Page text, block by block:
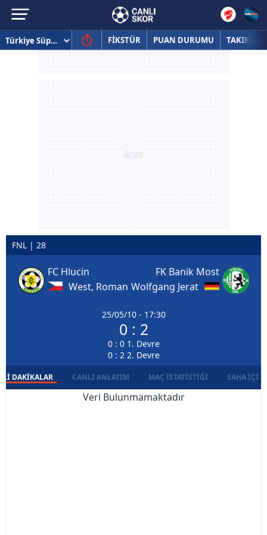
FİKSTÜR PUAN DURUMU TAKIMLAR
FNL | 28
FC Hlucin
West, Roman
25/05/10 - 17:30
0 : 2
0 : 0 1. Devre
0 : 2 2. Devre
FK Banik Most
Wolfgang Jerat
DAKIKALAR CANLI ANLATIM MAÇ İSTATISTIĞI SAHA İÇI
Veri Bulunmamaktadır